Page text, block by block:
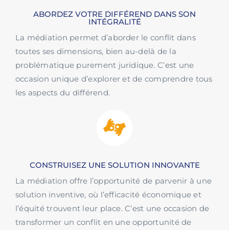
ABORDEZ VOTRE DIFFÉREND DANS SON
INTÉGRALITÉ
La médiation permet d’aborder le conflit dans
toutes ses dimensions, bien au-delà de la
problématique purement juridique. C’est une
occasion unique d’explorer et de comprendre tous
les aspects du différend.
CONSTRUISEZ UNE SOLUTION INNOVANTE
La médiation offre l’opportunité de parvenir à une
solution inventive, où l’efficacité économique et
l’équité trouvent leur place. C’est une occasion de
transformer un conflit en une opportunité de